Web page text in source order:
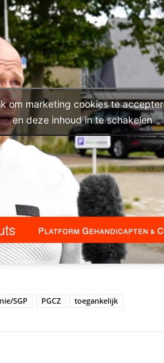
om marketing cookies te
en deze inhoud in te schakelen
SGP PGCZ toegankelijk